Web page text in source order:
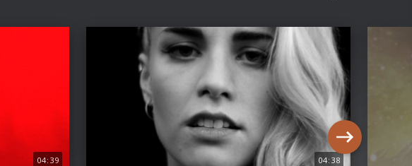
04:39 04:38